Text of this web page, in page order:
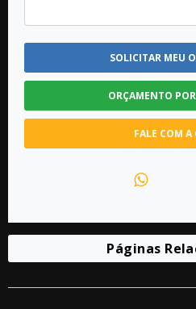
SOLICITAR MEU
ORÇAMENTO
FALE COM A
Páginas